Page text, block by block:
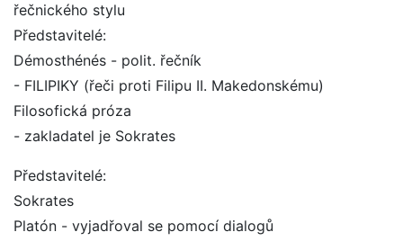
řečnického stylu
Představitelé:
Démosthénés - polit. řečník
- FILIPIKY (řeči proti Filipu II. Makedonskému)
Filosofická próza
- zakladatel je Sokrates
Představitelé:
Sokrates
Platón - vyjadřoval se pomocí dialogů